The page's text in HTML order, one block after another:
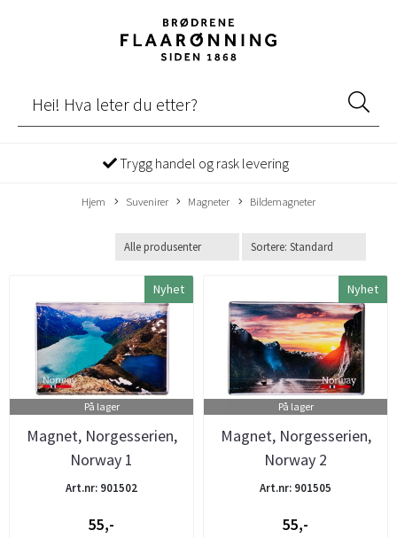
Trygg handel og rask levering
Hjem Suvenirer Magneter Bildemagneter
Nyhet
På lager
Magnet, Norgesserien,
Norway 1
Art.nr: 901502
55,-
Nyhet
På lager
Magnet, Norgesserien,
Norway 2
Art.nr: 901505
55,-